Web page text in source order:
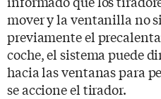
mover y la ventanilla no
previamente el
coche, el sistema puede
hacia las ventanas para
se accione el tirador.